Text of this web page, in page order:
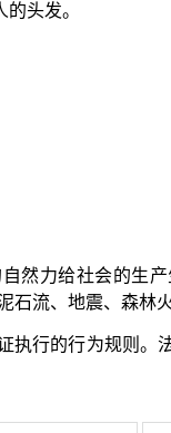
头发。
然力给社会的生
石流、地震、森林
执行的行为规则。